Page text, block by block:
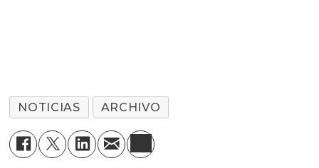
NOTICIAS ARCHIVO